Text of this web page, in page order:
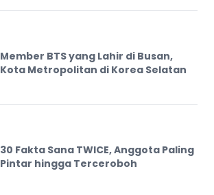
Member BTS yang Lahir di Busan,
Kota Metropolitan di Korea Selatan
30 Fakta Sana TWICE, Anggota Paling
Pintar hingga Terceroboh